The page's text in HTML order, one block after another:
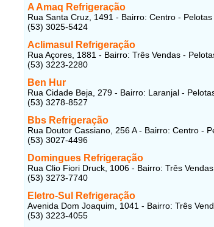
A Amaq Refrigeração
Rua Santa Cruz, 1491 - Bairro: Centro - Pelotas
(53) 3025-5424
Aclimasul Refrigeração
Rua Açores, 1881 - Bairro: Três Vendas -
(53) 3223-2280
Ben Hur
Rua Cidade Beja, 279 - Bairro: Laranjal -
(53) 3278-8527
Bbs Refrigeração
Rua Doutor Cassiano, 256 A - Bairro: Centro -
(53) 3027-4496
Domingues Refrigeração
Rua Clio Fiori Druck, 1006 - Bairro: Três
(53) 3273-7740
Eletro-Sul Refrigeração
Avenida Dom Joaquim, 1041 - Bairro: Três
(53) 3223-4055